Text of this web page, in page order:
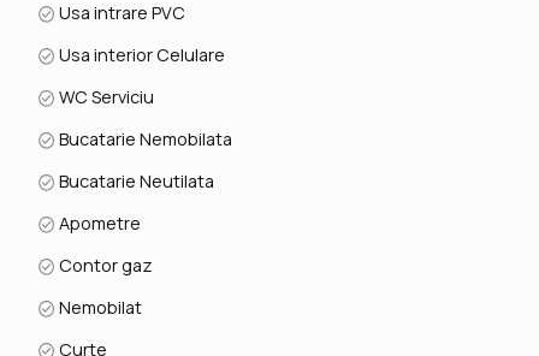
Usa intrare PVC
Usa interior Celulare
WC Serviciu
Bucatarie Nemobilata
Bucatarie Neutilata
Apometre
Contor gaz
Nemobilat
Curte